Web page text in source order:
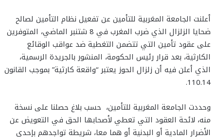
أعلنت الجامعة المغربية للتأمين عن تفعيل نظام التأمين لصالح
ضحايا الزلزال الذي ضرب المغرب في 8 شتنبر الماضي، المتوفرين
على عقود تأمين التي تتضمن التغطية ضد عواقب الوقائع
الكارثية، بعد قرار رئيس الحكومة، المنشور بالجريدة الرسمية،
الذي أعلن فيه أن زلزال الحوز يعتبر “واقعة كارثية” بموجب القانون
110.14.
وحددت الجامعة المغربية للتأمين، حسب بلاغ حصلنا على نسخة
منه، لائحة العقود التي تعطي لأصحابها الحق في التعويض عن
الأضرار المادية أو البدنية أو هما معا، شريطة تواجدهم بإحدى